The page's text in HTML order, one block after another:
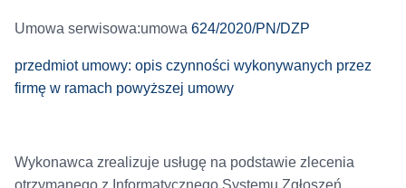
Umowa serwisowa:umowa 624/2020/PN/DZP
przedmiot umowy: opis czynności wykonywanych przez
firmę w ramach powyższej umowy
Wykonawca zrealizuje usługę na podstawie zlecenia
otrzymanego z Informatycznego Systemu Zgłoszeń